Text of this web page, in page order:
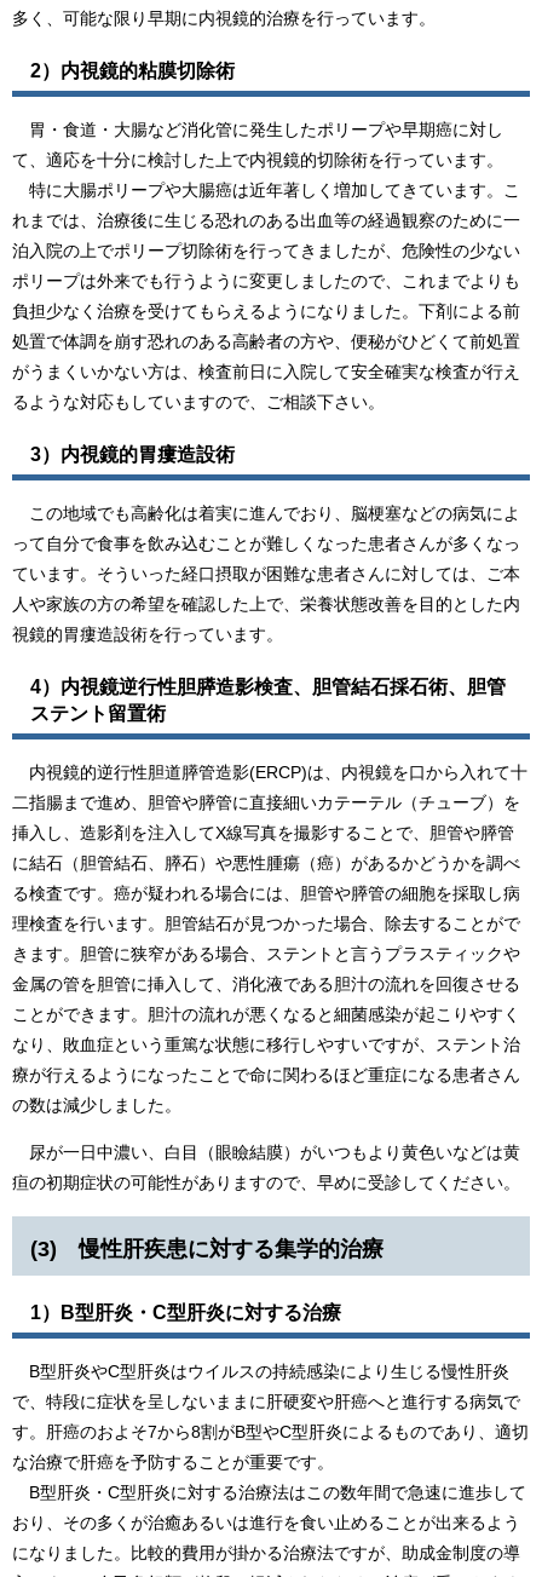
多く、可能な限り早期に内視鏡的治療を行っています。
2）内視鏡的粘膜切除術
胃・食道・大腸など消化管に発生したポリープや早期癌に対し
て、適応を十分に検討した上で内視鏡的切除術を行っています。
特に大腸ポリープや大腸癌は近年著しく増加してきています。こ
れまでは、治療後に生じる恐れのある出血等の経過観察のために一
泊入院の上でポリープ切除術を行ってきましたが、危険性の少ない
ポリープは外来でも行うように変更しましたので、これまでよりも
負担少なく治療を受けてもらえるようになりました。下剤による前
処置で体調を崩す恐れのある高齢者の方や、便秘がひどくて前処置
がうまくいかない方は、検査前日に入院して安全確実な検査が行え
るような対応もしていますので、ご相談下さい。
3）内視鏡的胃瘻造設術
この地域でも高齢化は着実に進んでおり、脳梗塞などの病気によ
って自分で食事を飲み込むことが難しくなった患者さんが多くなっ
ています。そういった経口摂取が困難な患者さんに対しては、ご本
人や家族の方の希望を確認した上で、栄養状態改善を目的とした内
視鏡的胃瘻造設術を行っています。
4） 内視鏡逆行性胆膵造影検査、胆管結石採石術、胆管
ステント留置術
内視鏡的逆行性胆道膵管造影(ERCP)は、内視鏡を口から入れて十
二指腸まで進め、胆管や膵管に直接細いカテーテル（チューブ）を
挿入し、造影剤を注入してX線写真を撮影することで、胆管や膵管
に結石（胆管結石、膵石）や悪性腫瘍（癌）があるかどうかを調べ
る検査です。癌が疑われる場合には、胆管や膵管の細胞を採取し病
理検査を行います。胆管結石が見つかった場合、除去することがで
きます。胆管に狭窄がある場合、ステントと言うプラスティックや
金属の管を胆管に挿入して、消化液である胆汁の流れを回復させる
ことができます。胆汁の流れが悪くなると細菌感染が起こりやすく
なり、敗血症という重篤な状態に移行しやすいですが、ステント治
療が行えるようになったことで命に関わるほど重症になる患者さん
の数は減少しました。​
尿が一日中濃い、白目（眼瞼結膜）がいつもより黄色いなどは黄
疸の初期症状の可能性がありますので、早めに受診してください。​
(3) 慢性肝疾患に対する集学的治療
1）B型肝炎・C型肝炎に対する治療
B型肝炎やC型肝炎はウイルスの持続感染により生じる慢性肝炎
で、特段に症状を呈しないままに肝硬変や肝癌へと進行する病気で
す。肝癌のおよそ7から8割がB型やC型肝炎によるものであり、適切
な治療で肝癌を予防することが重要です。
B型肝炎・C型肝炎に対する治療法はこの数年間で急速に進歩して
おり、その多くが治癒あるいは進行を食い止めることが出来るよう
になりました。比較的費用が掛かる治療法ですが、助成金制度の導